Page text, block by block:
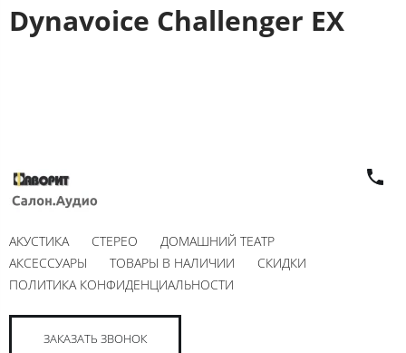
Dynavoice Challenger EX
АКУСТИКА СТЕРЕО
ДОМАШНИЙ ТЕАТР
АКСЕССУАРЫ
ТОВАРЫ В НАЛИЧИИ
СКИДКИ
ПОЛИТИКА КОНФИДЕНЦИАЛЬНОСТИ
ЗАКАЗАТЬ ЗВОНОК